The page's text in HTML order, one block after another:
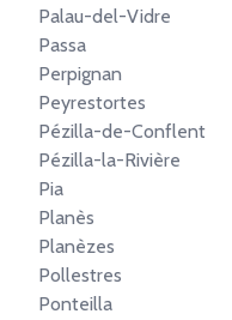
Palau-del-Vidre
Passa
Perpignan
Peyrestortes
Pézilla-de-Conflent
Pézilla-la-Rivière
Pia
Planès
Planèzes
Pollestres
Ponteilla